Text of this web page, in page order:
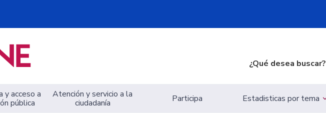
¿Qué desea buscar?
y acceso a
pública
Atención y servicio a la
ciudadanía
Participa Estadisticas por tema